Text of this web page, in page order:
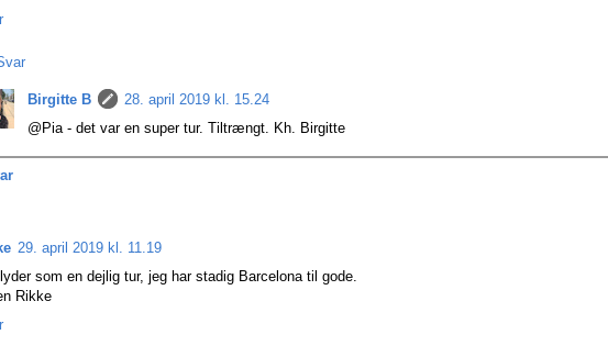
Birgitte B
28. april 2019 kl. 15.24
@Pia - det var en super tur. Tiltrængt. Kh. Birgitte
29. april 2019 kl. 11.19
som en dejlig tur, jeg har stadig Barcelona til gode.
Rikke